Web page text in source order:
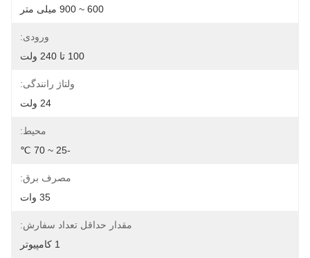
600 ~ 900 میلی متر
ورودی:
100 تا 240 ولت
ولتاژ رانندگی:
24 ولت
محیط:
-25 ~ 70 ℃
مصرف برق:
35 وات
مقدار حداقل تعداد سفارش:
1 کامپیوتر